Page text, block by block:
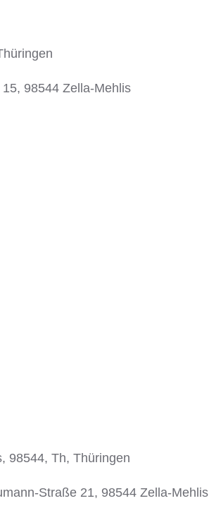
98544 Zella-Mehlis
98544, Th, Thüringen
Straße 21, 98544 Zella-Mehlis